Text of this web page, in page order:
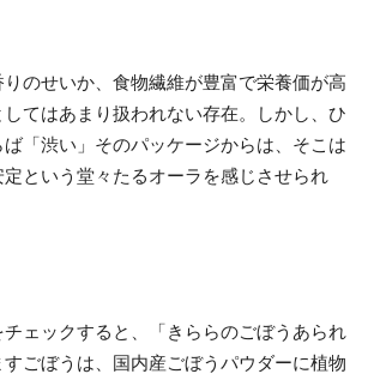
のせいか、食物繊維が豊富で栄養価が高
てはあまり扱われない存在。しかし、ひ
「渋い」そのパッケージからは、そこは
という堂々たるオーラを感じさせられ
ェックすると、「きららのごぼうあられ
ごぼうは、国内産ごぼうパウダーに植物